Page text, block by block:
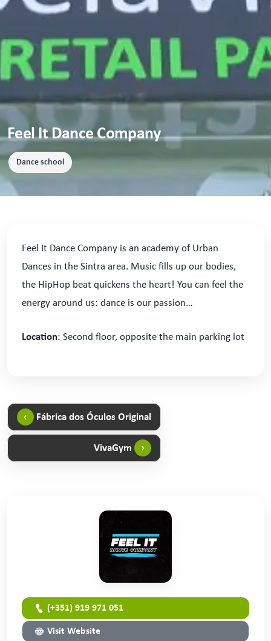
Feel It Dance Company
Dance school
(+351) 919 971 051
Visit Website
Feel It Dance Company is an academy of Urban
Dances in the Sintra area. Music fills up our bodies,
the HipHop beat quickens the heart! You can feel the
energy around us: dance is our passion…
Location: Second floor, opposite the main parking lot
‹ Fábrica dos Óculos Original
VivaGym ›